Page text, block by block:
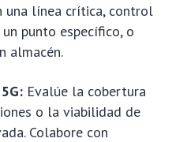
una línea crítica, control
punto específico, o
almacén.
Evalúe la cobertura
o la viabilidad de
Colabore con